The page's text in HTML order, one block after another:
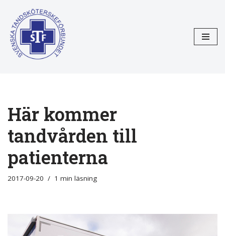
Hoppa
till
innehåll
Här kommer
tandvården till
patienterna
2017-09-20 1 min läsning